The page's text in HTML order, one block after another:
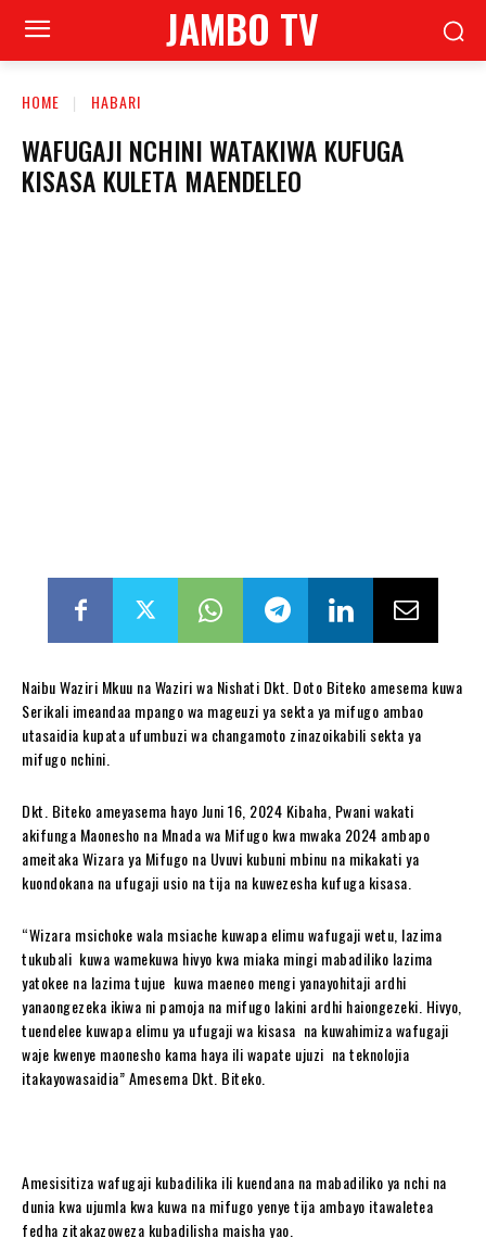
JAMBO TV
HOME HABARI
WAFUGAJI NCHINI WATAKIWA KUFUGA
KISASA KULETA MAENDELEO
Naibu Waziri Mkuu na Waziri wa Nishati Dkt. Doto Biteko amesema kuwa
Serikali imeandaa mpango wa mageuzi ya sekta ya mifugo ambao
utasaidia kupata ufumbuzi wa changamoto zinazoikabili sekta ya
mifugo nchini.
Dkt. Biteko ameyasema hayo Juni 16, 2024 Kibaha, Pwani wakati
akifunga Maonesho na Mnada wa Mifugo kwa mwaka 2024 ambapo
ameitaka Wizara ya Mifugo na Uvuvi kubuni mbinu na mikakati ya
kuondokana na ufugaji usio na tija na kuwezesha kufuga kisasa.
“Wizara msichoke wala msiache kuwapa elimu wafugaji wetu, lazima
tukubali kuwa wamekuwa hivyo kwa miaka mingi mabadiliko lazima
yatokee na lazima tujue kuwa maeneo mengi yanayohitaji ardhi
yanaongezeka ikiwa ni pamoja na mifugo lakini ardhi haiongezeki. Hivyo,
tuendelee kuwapa elimu ya ufugaji wa kisasa na kuwahimiza wafugaji
waje kwenye maonesho kama haya ili wapate ujuzi na teknolojia
itakayowasaidia” Amesema Dkt. Biteko.
Amesisitiza wafugaji kubadilika ili kuendana na mabadiliko ya nchi na
dunia kwa ujumla kwa kuwa na mifugo yenye tija ambayo itawaletea
fedha zitakazoweza kubadilisha maisha yao.